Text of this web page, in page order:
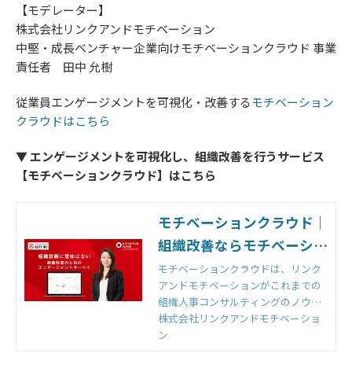
【モデレーター】
株式会社リンクアンドモチベーション
中堅・成長ベンチャー企業向けモチベーションクラウド 事業
責任者 田中 允樹
従業員エンゲージメントを可視化・改善するモチベーション
クラウドはこちら
▼エンゲージメントを可視化し、組織改善を行うサービス
【モチベーションクラウド】はこちら
モチベーションクラウド｜
組織改善ならモチベーショ
ンクラウド
モチベーションクラウドは、リンク
アンドモチベーションがこれまでの
組織人事コンサルティングのノウハ
ウをもとに開発した国内初の組織改
善クラウドです。組織のモノサシ
株式会社リンクアンドモチベーショ
ン